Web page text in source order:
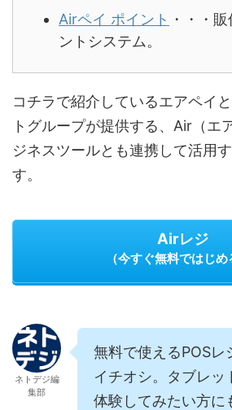
Airペイ ポイント ・・・
ントシステム。
コチラで紹介しているエアペイ
トグループが提供する、Air（エ
ジネスツールとも連携して活用
す。
Airレジ
（今すぐ無料ではじめ
ネトデジ編
集部
無料で使えるPOSレ
イチオシ。タブレッ
体験してみたい方に